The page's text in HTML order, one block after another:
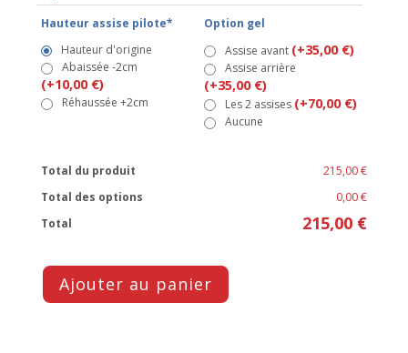
Hauteur assise pilote*
Hauteur d'origine
Abaissée -2cm
(+10,00 €)
Réhaussée +2cm
Option gel
Assise avant (+35,00 €)
Assise arrière
(+35,00 €)
Les 2 assises (+70,00 €)
Aucune
Total du produit
215,00 €
Total des options
0,00 €
Total
215,00 €
Ajouter au panier